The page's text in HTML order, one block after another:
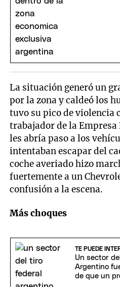
La situación generó un
por la zona y caldeó los
tuvo su pico de violencia
trabajador de la
les abría paso a los
intentaban escapar del
coche averiado hizo
fuertemente a un
confusión a la escena.
Más choques
TE PUEDE
Un sector
Argentino
de que un